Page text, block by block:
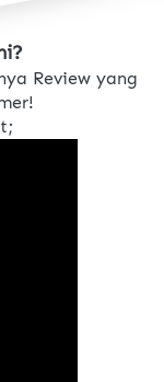
Review yang